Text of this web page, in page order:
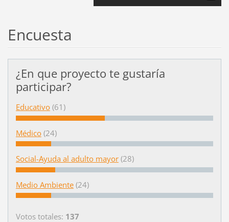
Encuesta
¿En que proyecto te gustaría
participar?
Educativo (61)
Médico (24)
Social-Ayuda al adulto mayor (28)
Medio Ambiente (24)
Votos totales: 137